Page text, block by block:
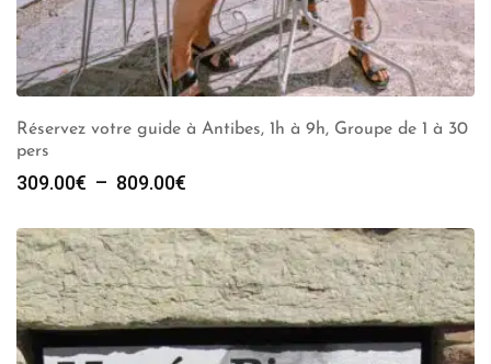
Réservez votre guide à Antibes, 1h à 9h, Groupe de 1 à 30
pers
309.00€ – 809.00€
prix :
309.00€
à
809.00€